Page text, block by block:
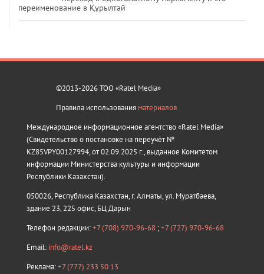
переименование в Құрылтай
©2013-2026 ТОО «Ratel Media»
Правила использования материалов
Международное информационное агентство «Ratel Media»
(Свидетельство о постановке на переучёт №
KZ85VPY00127994, от 02.09.2025 г., выданное Комитетом
информации Министерства культуры и информации
Республики Казахстан).
050026, Республика Казахстан, г. Алматы, ул. Муратбаева,
здание 23, 225 офис, БЦ Дарын
Телефон редакции:+7 (708) 970-96-68 ;+7 (727) 970-96-68
Email: info@ratel.kz
Реклама:+7 (777) 233 50 13